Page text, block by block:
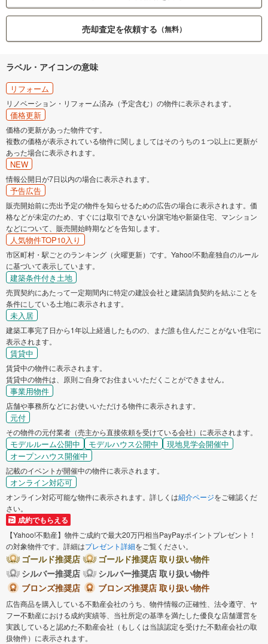
売却査定を依頼する （無料）
ラベル・アイコンの意味
リフォーム
リノベーション・リフォーム済み（予定含む）の物件に表示されます。
価格更新
価格の更新があった物件です。
複数の価格が表示されている物件に関しましてはそのうちの１つ以上に更新が
あった場合に表示されます。
NEW
情報公開日が7日以内の場合に表示されます。
予告広告
販売開始前に売出予定の物件を知らせるための広告の場合に表示されます。価
格などが未定のため、すぐには取引できない分譲宅地や新築住宅、マンション
などについて、販売開始時期などを告知します。
人気物件TOP10入り
市区町村・駅ごとのランキング（火曜更新）です。Yahoo!不動産独自のルール
に基づいて表示しています。
建築条件付き土地
売買契約にあたって一定期間内に特定の建設会社と建築請負契約を結ぶことを
条件にしている土地に表示されます。
未入居
建築工事完了日から1年以上経過したものの、まだ誰も住んだことがない住宅に
表示されます。
賃貸中
賃貸中の物件に表示されます。
賃貸中の物件は、原則ご自身でお住まいいただくことができません。
事業用物件
店舗や事務所などにお使いいただける物件に表示されます。
元付
その物件の元付業者（売主から直接依頼を受けている会社）に表示されます。
モデルルーム公開中 モデルハウス公開中
現地見学会開催中
オープンハウス開催中
記載のイベントが開催中の物件に表示されます。
オンライン対応可
オンライン対応可能な物件に表示されます。詳しくは紹介ページをご確認くだ
さい。
成約でもらえる
【Yahoo!不動産】物件ご成約で最大20万円相当PayPayポイントプレゼント！
の対象物件です。詳細はプレゼント詳細をご覧ください。
ゴールド推奨店
ゴールド推奨店 取り扱い物件
シルバー推奨店
シルバー推奨店 取り扱い物件
ブロンズ推奨店
ブロンズ推奨店 取り扱い物件
広告商品を購入している不動産会社のうち、物件情報の正確性、法令遵守、ヤ
フー不動産における成約実績等、当社所定の基準を満たした優良な店舗運営を
実践していると認めた不動産会社（もしくは当該認定を受けた不動産会社の取
扱物件）に表示されます。